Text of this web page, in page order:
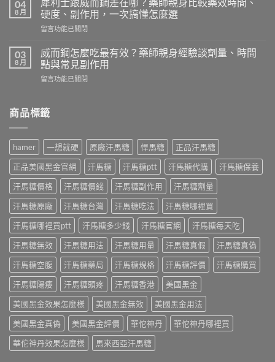
丹
評
價
藥
師
際
三
得：
成
分、
吃
法、
副
作
用
與
真
假
辨
別〉
中
士
5mg
每
錠
怎
麼
吃？
親
談
每
日
保
養、
副
作
用
與
價
格〉
中
04
8 月
硬度、副作用，一次搞懂怎麼選
在
利
士
跟
威
差
藥
師
親
身
比
較
藥
效
時
間、
硬
度、
副
作
用，
一
次
搞
懂
怎
麼
留言功能已關閉
03
8 月
威而鋼怎麼吃最有效？藥師親身經驗談劑量、時間
點與常見副作用
在
鋼
怎
吃
有
效？
藥
師
親
身
經
驗
談
劑
量、
時
間
點
與
常
見
副
作
留言功能已關閉
商品標籤
hamer 一想就硬 原廠汗馬糖 悍馬糖
正品汗馬糖
正品美國黑金官網
汗馬糖 汗馬糖ptt 汗馬糖代購
汗馬糖保養
汗馬糖價格
汗馬糖價錢 汗馬糖副作用
汗馬糖劑量
汗馬糖原廠
汗馬糖台灣 汗馬糖吃法
汗馬糖哪裡買
汗馬糖哪裡買ptt
汗馬糖多少錢 汗馬糖官網
汗馬糖每天吃
汗馬糖無效
汗馬糖用法 汗馬糖用量 汗馬糖真假
汗馬糖真偽
汗馬糖空腹
汗馬糖藥局 汗馬糖規格 汗馬糖評價
汗馬糖購買
汗馬糖陽痿
汗馬糖頭疼 汗馬糖香港
美國黑金
美國黑金效果怎麼樣
美國黑金無效
美國黑金用法
美國黑金真偽
美國黑金評價 華佗神丹
華佗神丹哪裡買
華佗神丹效果怎麼樣
馬來西亞汗馬糖